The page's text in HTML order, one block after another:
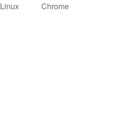
Linux Chrome